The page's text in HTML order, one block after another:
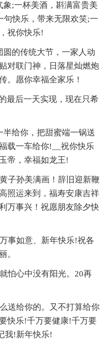
;一杯美酒，斟满富贵美
快乐，带来无限欢笑;一
祝你快乐!
的传统大节，一家人动
对联门神，日落星灿燃炮
。愿你幸福全家乐！
最后一天实现，现在只希
给你，把甜蜜端一锅送
载一车给你!__祝你快乐
帝，幸福如龙王!
子孙美满画！辞旧迎新鞭
照运来到，福寿安康吉祥
万事兴！祝愿朋友除夕快
事如意、新年快乐!祝各
。
怕心中没有阳光。20再
送给你的。又不打算给你
快乐!千万要健康!千万要
我!新年快乐!